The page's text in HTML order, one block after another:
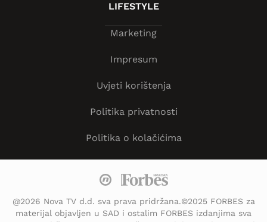
LIFESTYLE
Marketing
Impresum
Uvjeti korištenja
Politika privatnosti
Politika o kolačićima
@2026 Nova TV d.d. sva prava pridržana.©2025 FORBES za
materijal objavljen u SAD i ostalim FORBES izdanjima sva